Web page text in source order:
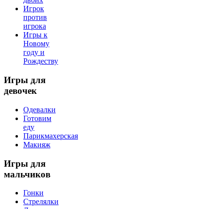
Игрок
против
игрока
Игры к
Новому
году и
Рождеству
Игры для
девочек
Одевалки
Готовим
еду
Парикмахерская
Макияж
Игры для
мальчиков
Гонки
Стрелялки